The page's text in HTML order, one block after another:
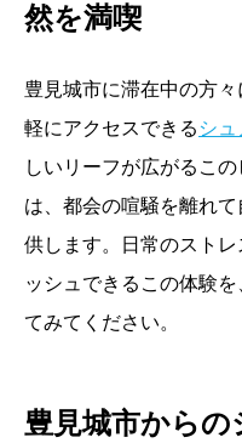
然を満喫
豊見城市に滞在中の方
軽にアクセスできる シ
しいリーフが広がるこ
は、都会の喧騒を離れ
供します。日常のスト
ッシュできるこの体験
てみてください。
豊見城市から